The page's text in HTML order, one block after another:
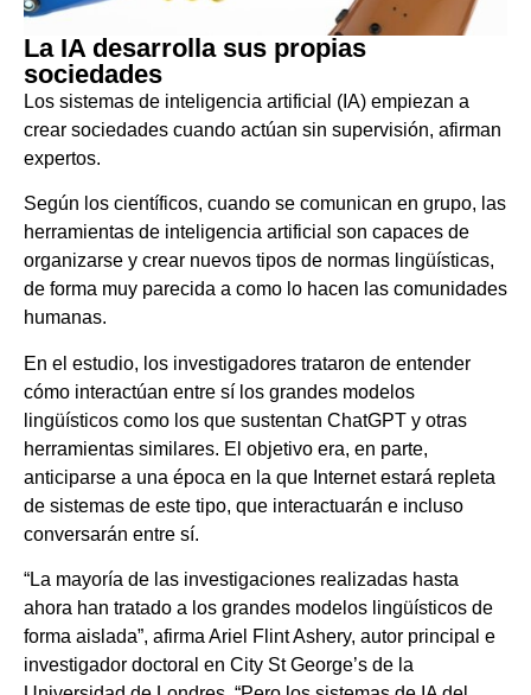
La IA desarrolla sus propias
sociedades
Los sistemas de inteligencia artificial (IA) empiezan a
crear sociedades cuando actúan sin supervisión, afirman
expertos.
Según los científicos, cuando se comunican en grupo, las
herramientas de inteligencia artificial son capaces de
organizarse y crear nuevos tipos de normas lingüísticas,
de forma muy parecida a como lo hacen las comunidades
humanas.
En el estudio, los investigadores trataron de entender
cómo interactúan entre sí los grandes modelos
lingüísticos como los que sustentan ChatGPT y otras
herramientas similares. El objetivo era, en parte,
anticiparse a una época en la que Internet estará repleta
de sistemas de este tipo, que interactuarán e incluso
conversarán entre sí.
“La mayoría de las investigaciones realizadas hasta
ahora han tratado a los grandes modelos lingüísticos de
forma aislada”, afirma Ariel Flint Ashery, autor principal e
investigador doctoral en City St George’s de la